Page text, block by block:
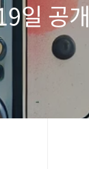
일 공개